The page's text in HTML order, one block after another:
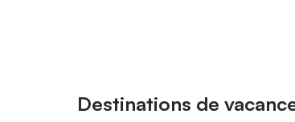
Destinations de